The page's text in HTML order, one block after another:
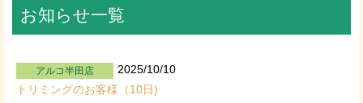
お知らせ一覧
アルコ半田店
2025/10/10
トリミングのお客様（10日)